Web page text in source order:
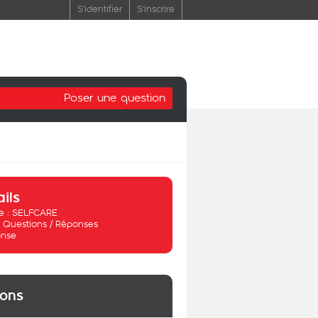
S'identifier S'inscrire
Poser une question
: SELFCARE
Questions / Réponses